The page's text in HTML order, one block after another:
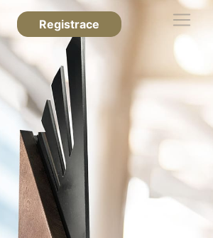
Registrace